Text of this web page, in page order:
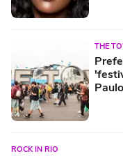
THE
Paulo
ROCK IN RIO